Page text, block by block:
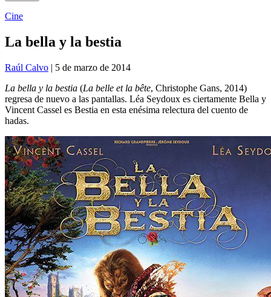
Cine
La bella y la bestia
Raúl Calvo | 5 de marzo de 2014
La bella y la bestia (La belle et la bête, Christophe Gans, 2014)
regresa de nuevo a las pantallas. Léa Seydoux es ciertamente Bella y
Vincent Cassel es Bestia en esta enésima relectura del cuento de
hadas.